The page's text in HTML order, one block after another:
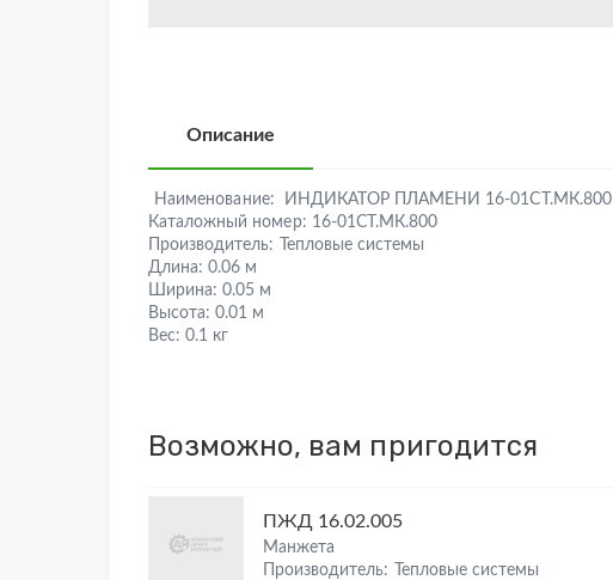
Описание
Наименование:
ИНДИКАТОР ПЛАМЕНИ 16-01СТ.МК.800
Каталожный номер: 16-01СТ.МК.800
Производитель:
Тепловые системы
Длина: 0.06 м
Ширина: 0.05 м
Высота: 0.01 м
Вес: 0.1 кг
Возможно, вам пригодится
ПЖД 16.02.005
Манжета
Производитель: Тепловые системы